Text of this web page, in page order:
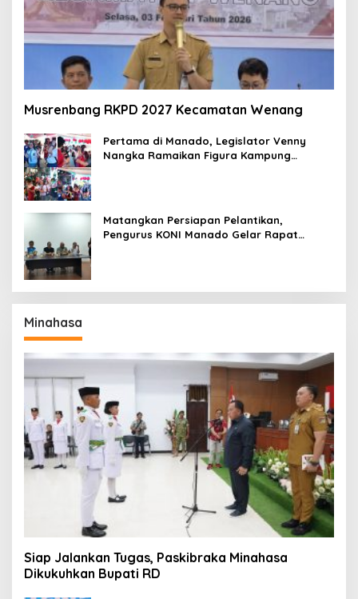
Musrenbang RKPD 2027 Kecamatan Wenang
Pertama di Manado, Legislator Venny
Nangka Ramaikan Figura Kampung
Matangkan Persiapan Pelantikan,
Pengurus KONI Manado Gelar Rapat
Minahasa
Siap Jalankan Tugas, Paskibraka Minahasa
Dikukuhkan Bupati RD